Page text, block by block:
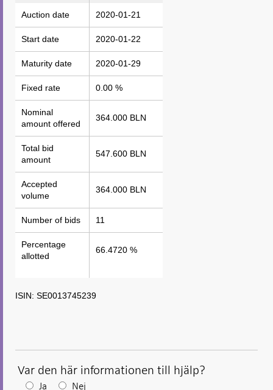
Auction date
Start date
Maturity date
Fixed rate
Nominal
amount offered
Total bid
amount
Accepted
volume
Number of bids
Percentage
allotted
Auction date 2020-01-21
Start date 2020-01-22
Maturity date 2020-01-29
Fixed rate 0.00 %
Nominal
amount offered
364.000 BLN
Total bid
amount
547.600 BLN
Accepted
volume
364.000 BLN
Number of bids 11
Percentage
allotted
66.4720 %
ISIN: SE0013745239
Var den här informationen till hjälp?
Ja Nej